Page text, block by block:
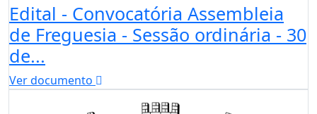
Edital - Convocatória Assembleia
de Freguesia - Sessão ordinária - 30
de...
Ver documento